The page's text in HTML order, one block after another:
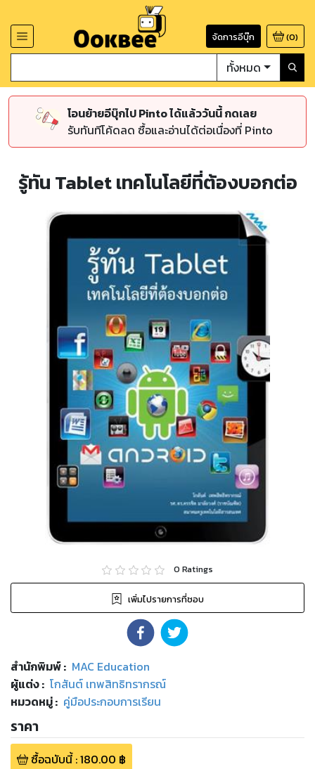
จัดการอีบุ๊ก (0)
ทั้งหมด
โอนย้ายอีบุ๊กไป Pinto ได้แล้ววันนี้ กดเลย
รับทันทีโค้ดลด ซื้อและอ่านได้ต่อเนื่องที่ Pinto
รู้ทัน Tablet เทคโนโลยีที่ต้องบอกต่อ
0 Ratings
เพิ่มไปรายการที่ชอบ
สำนักพิมพ์: MAC Education
ผู้แต่ง : โกสันต์ เทพสิทธิทรากรณ์
หมวดหมู่: คู่มือประกอบการเรียน
ราคา
ซื้อฉบับนี้:180.00 ฿